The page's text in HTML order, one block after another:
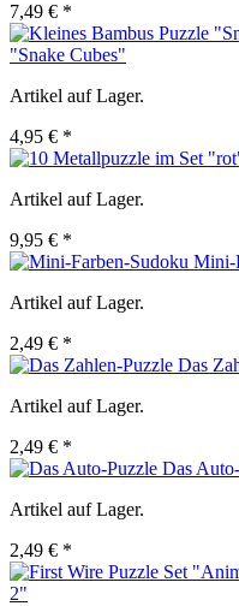
7,49 € *
"Snake Cubes"
Artikel auf Lager.
4,95 € *
Artikel auf Lager.
9,95 € *
Mini-
Artikel auf Lager.
2,49 € *
Das
Artikel auf Lager.
2,49 € *
Das
Artikel auf Lager.
2,49 € *
2"